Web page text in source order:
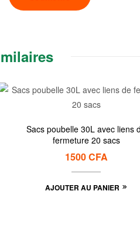
Sacs poubelle 30L avec liens
fermeture 20 sacs
1500CFA
AJOUTER AU PANIER